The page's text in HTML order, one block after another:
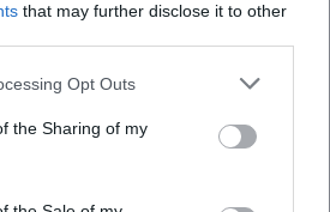
that may further disclose it to other
Opt Outs
the Sharing of my